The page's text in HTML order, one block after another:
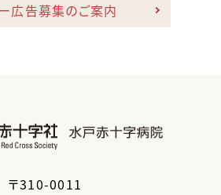
広告募集のご案内
〒310-0011